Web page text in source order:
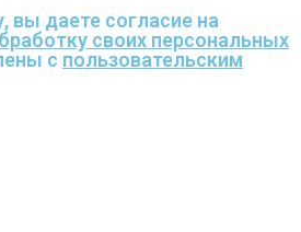
вы даете согласие на
своих персональных
с пользовательским